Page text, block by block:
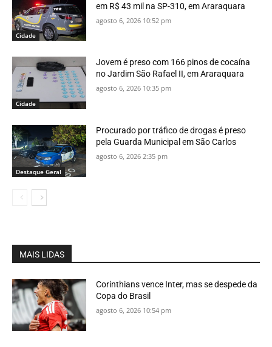
Cidade
em R$ 43 mil na SP-310, em Araraquara
agosto 6, 2026 10:52 pm
Cidade
Jovem é preso com 166 pinos de cocaína
no Jardim São Rafael II, em Araraquara
agosto 6, 2026 10:35 pm
Destaque Geral
Procurado por tráfico de drogas é preso
pela Guarda Municipal em São Carlos
agosto 6, 2026 2:35 pm
MAIS LIDAS
Corinthians vence Inter, mas se despede da
Copa do Brasil
agosto 6, 2026 10:54 pm